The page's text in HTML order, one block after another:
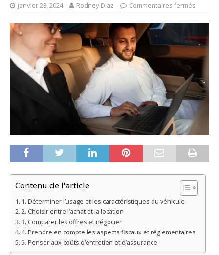
janvier 28, 2024 Rodney Diaz Commentaires fermés
Contenu de l'article
1. Déterminer l’usage et les caractéristiques du véhicule
2. Choisir entre l’achat et la location
3. Comparer les offres et négocier
4. Prendre en compte les aspects fiscaux et réglementaires
5. Penser aux coûts d’entretien et d’assurance